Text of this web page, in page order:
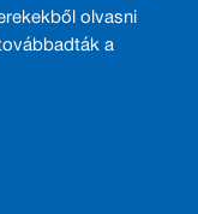
olvasni
a